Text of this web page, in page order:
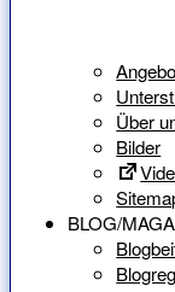
Über
Bilder
BLOG/